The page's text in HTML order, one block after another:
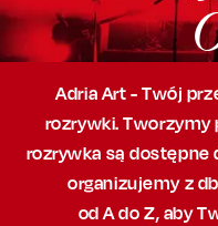
Adria Art - Twój
rozrywki.
rozrywka są dostępne
organizujemy z
od A do Z, aby